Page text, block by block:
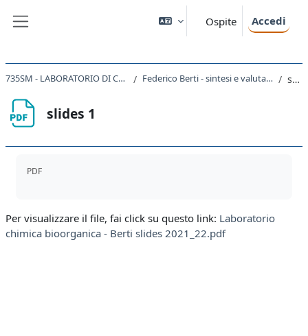
Ospite Accedi
735SM - LABORATORIO DI CHIMICA BIOORGANICA 2021 Federico Berti - sintesi e valutazione di inibitori della tirosinasi slides 1
slides 1
PDF
Per visualizzare il file, fai click su questo link: Laboratorio
chimica bioorganica - Berti slides 2021_22.pdf